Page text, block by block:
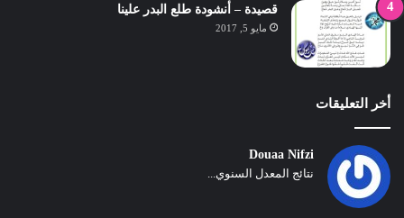
قصيدة – أنشودة طلع البدر علينا
مايو 5, 2017
أخر التعليقات
Douaa Nifzi
نتائج المعدل السنوي...